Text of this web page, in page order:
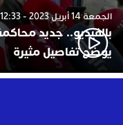
الجمعة 14 أبريل 2023 - 12:33
بالفيديو.. جديد
يوضح تفاصيل مثيرة